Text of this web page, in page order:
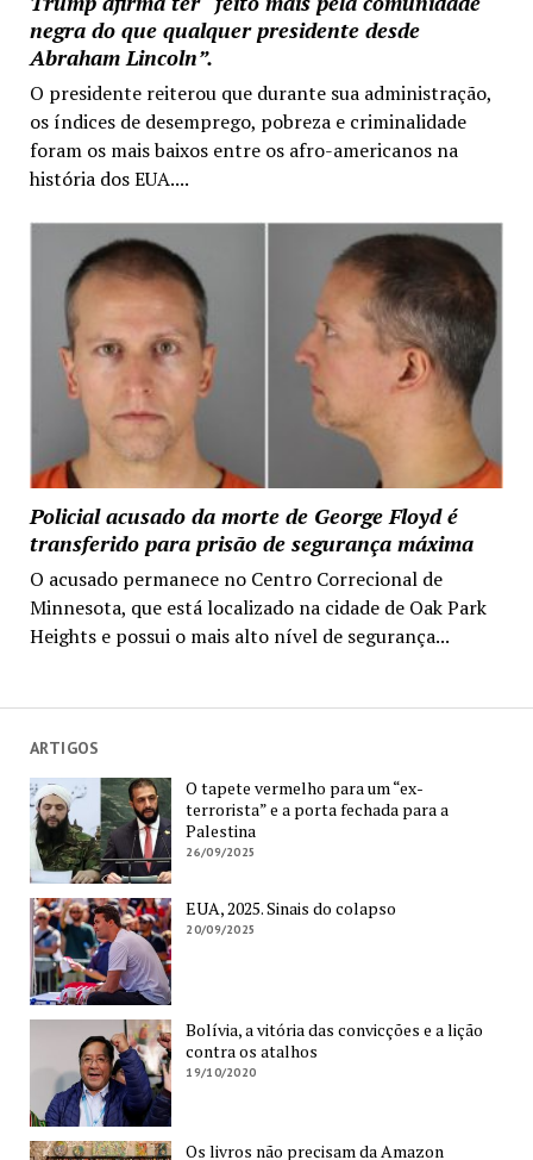
negra do que qualquer presidente desde
Abraham Lincoln”.
O presidente reiterou que durante sua administração,
os índices de desemprego, pobreza e criminalidade
foram os mais baixos entre os afro-americanos na
história dos EUA....
Policial acusado da morte de George Floyd é
transferido para prisão de segurança máxima
O acusado permanece no Centro Correcional de
Minnesota, que está localizado na cidade de Oak Park
Heights e possui o mais alto nível de segurança...
ARTIGOS
O tapete vermelho para um “ex-
terrorista” e a porta fechada para a
Palestina
26/09/2025
EUA, 2025. Sinais do colapso
20/09/2025
Bolívia, a vitória das convicções e a lição
contra os atalhos
19/10/2020
Os livros não precisam da Amazon